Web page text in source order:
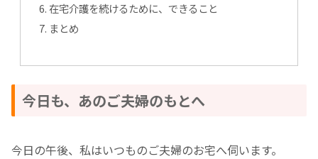
在宅介護を続けるために、できること
まとめ
今日も、あのご夫婦のもとへ
今日の午後、私はいつものご夫婦のお宅へ伺います。